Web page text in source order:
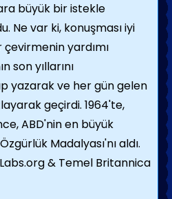
büyük bir istekle
Ne var ki, konuşması iyi
çevirmenin yardımı
son yıllarını
yazarak ve her gün gelen
geçirdi. 1964'te,
ABD'nin en büyük
Madalyası'nı aldı.
& Temel Britannica